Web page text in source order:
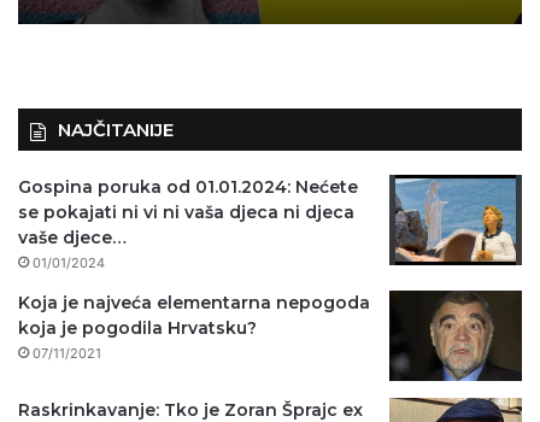
NAJČITANIJE
Gospina poruka od 01.01.2024: Nećete
se pokajati ni vi ni vaša djeca ni djeca
vaše djece…
01/01/2024
Koja je najveća elementarna nepogoda
koja je pogodila Hrvatsku?
07/11/2021
Raskrinkavanje: Tko je Zoran Šprajc ex